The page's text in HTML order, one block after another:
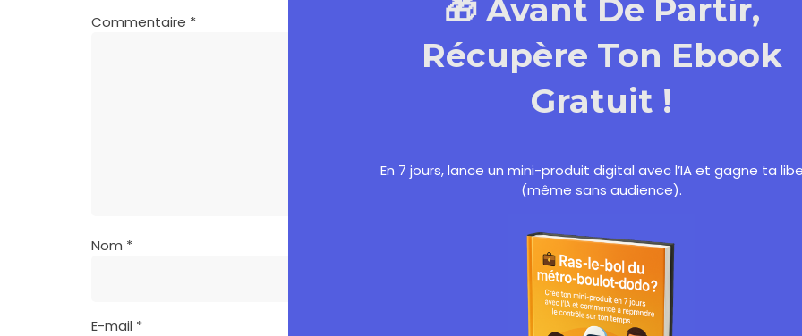
Commentaire *
Nom *
E-mail *
🎁 Avant De Partir,
Récupère Ton Ebook
Gratuit !
En 7 jours, lance un mini-produit digital avec l’IA et gagne ta
(même sans audience).